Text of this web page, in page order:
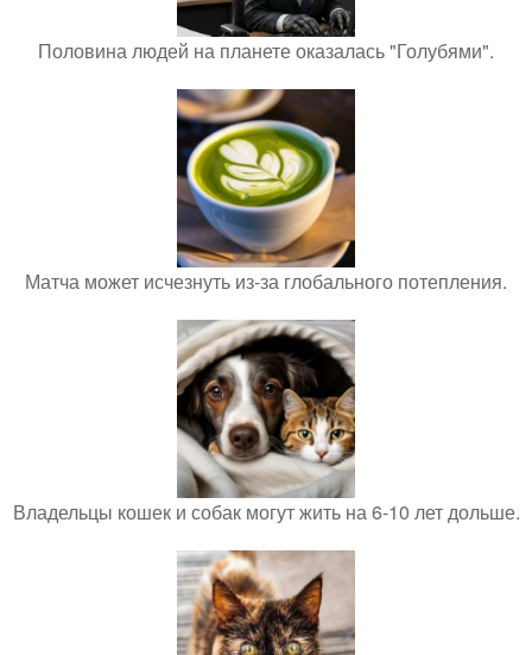
Половина людей на планете оказалась "Голубями".
Матча может исчезнуть из-за глобального потепления.
Владельцы кошек и собак могут жить на 6-10 лет дольше.